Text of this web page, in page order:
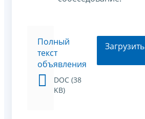
Полный
текст
объявления
DOC (38
KB)
Загрузить